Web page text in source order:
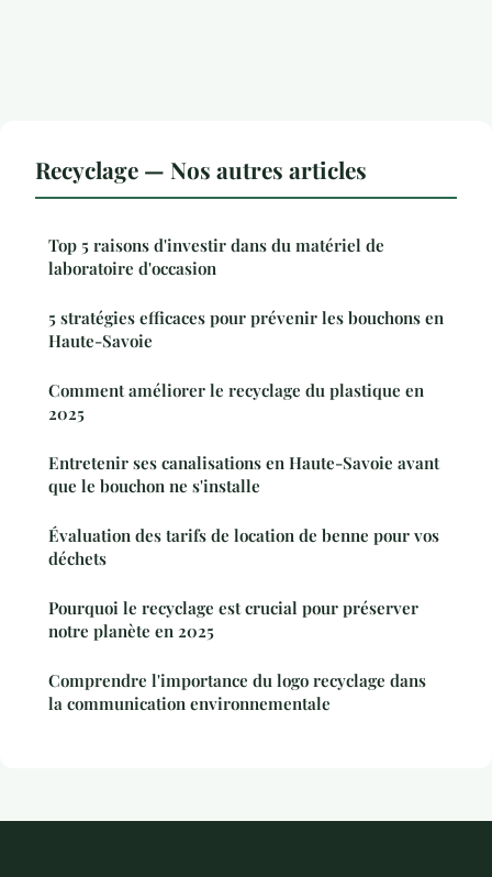
Recyclage — Nos autres articles
Top 5 raisons d'investir dans du matériel de
laboratoire d'occasion
5 stratégies efficaces pour prévenir les bouchons en
Haute-Savoie
Comment améliorer le recyclage du plastique en
2025
Entretenir ses canalisations en Haute-Savoie avant
que le bouchon ne s'installe
Évaluation des tarifs de location de benne pour vos
déchets
Pourquoi le recyclage est crucial pour préserver
notre planète en 2025
Comprendre l'importance du logo recyclage dans
la communication environnementale